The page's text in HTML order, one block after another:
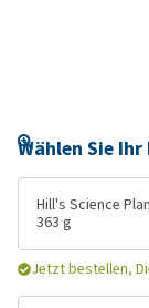
Wählen Sie
Hill's Science
363 g
Jetzt bestellen,